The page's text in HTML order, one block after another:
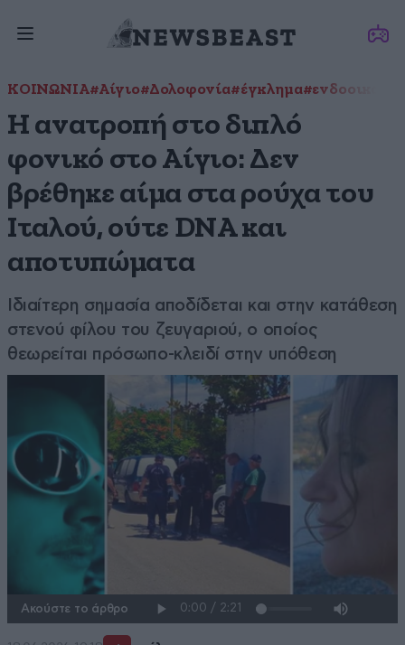
ΚΟΙΝΩΝΙΑ#Αίγιο#Δολοφονία#έγκλημα
Η ανατροπή στο διπλό
φονικό στο Αίγιο: Δεν
βρέθηκε αίμα στα ρούχα του
Ιταλού, ούτε DNA και
αποτυπώματα
Ιδιαίτερη σημασία αποδίδεται και στην κατάθεση
στενού φίλου του ζευγαριού, ο οποίος
θεωρείται πρόσωπο-κλειδί στην υπόθεση
Ακούστε το άρθρο